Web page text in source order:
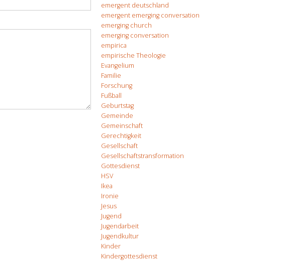
emergent deutschland
emergent emerging conversation
emerging church
emerging conversation
empirica
empirische Theologie
Evangelium
Familie
Forschung
Fußball
Geburtstag
Gemeinde
Gemeinschaft
Gerechtigkeit
Gesellschaft
Gesellschaftstransformation
Gottesdienst
HSV
Ikea
Ironie
Jesus
Jugend
Jugendarbeit
Jugendkultur
Kinder
Kindergottesdienst